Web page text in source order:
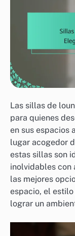
Las sillas de
para quienes
en sus espacios
lugar acogedor
estas sillas son
inolvidables con
las mejores
espacio, el
lograr un